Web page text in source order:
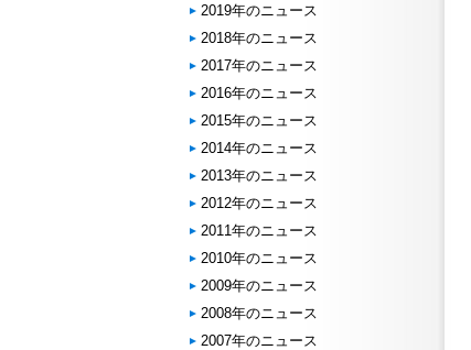
2019年のニュース
2018年のニュース
2017年のニュース
2016年のニュース
2015年のニュース
2014年のニュース
2013年のニュース
2012年のニュース
2011年のニュース
2010年のニュース
2009年のニュース
2008年のニュース
2007年のニュース